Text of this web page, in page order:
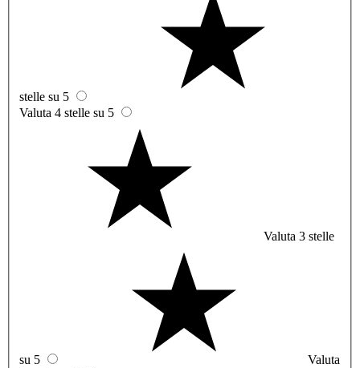
stelle su 5
Valuta 4 stelle su 5
Valuta 3 stelle
su 5
Valuta